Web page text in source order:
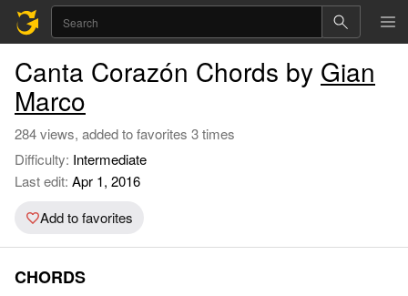
Canta Corazón Chords by Gian
Marco
284 views, added to favorites 3 times
Difficulty: Intermediate
Last edit: Apr 1, 2016
Add to favorites
CHORDS